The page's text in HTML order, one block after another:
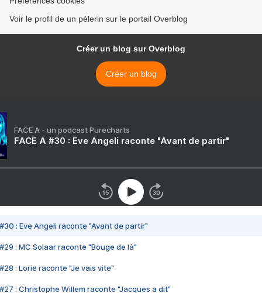
Voir le profil de un pèlerin sur le portail Overblog
Créer un blog sur Overblog
Créer un blog
FACE A - un podcast Purecharts
FACE A #30 : Eve Angeli raconte "Avant de partir"
#30 : Eve Angeli raconte "Avant de partir"
#29 : MC Solaar raconte "Bouge de là"
#28 : Lorie raconte "Je vais vite"
#27 : Christophe Willem raconte "Jacques a dit"